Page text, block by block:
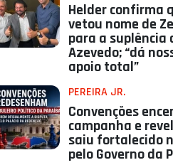
Helder confirma
vetou nome de
para a suplência
Azevedo; “dá
apoio total”
PEREIRA JR.
Convenções
campanha e
saiu fortalecido
pelo Governo da